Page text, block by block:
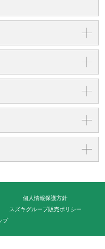
個人情報保護方針
スズキグループ販売ポリシー
プ